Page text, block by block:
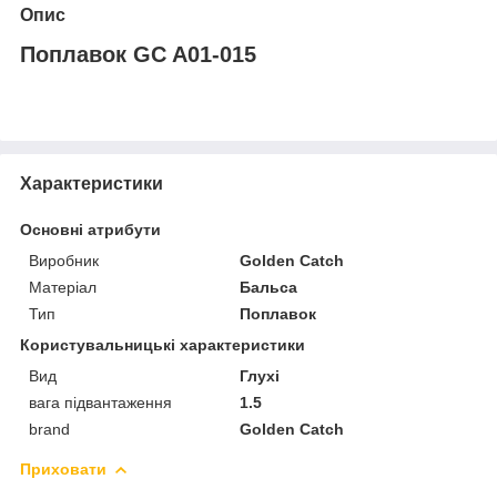
Опис
Поплавок GC A01-015
Характеристики
Основні атрибути
Виробник
Golden Catch
Матеріал
Бальса
Тип
Поплавок
Користувальницькі характеристики
Вид
Глухі
вага підвантаження
1.5
brand
Golden Catch
Приховати